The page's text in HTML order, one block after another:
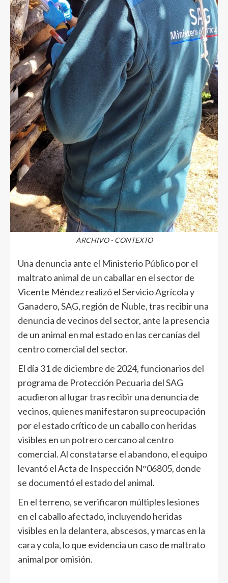
ARCHIVO - CONTEXTO
Una denuncia ante el Ministerio Público por el
maltrato animal de un caballar en el sector de
Vicente Méndez realizó el Servicio Agrícola y
Ganadero, SAG, región de Ñuble, tras recibir una
denuncia de vecinos del sector, ante la presencia
de un animal en mal estado en las cercanías del
centro comercial del sector.
El día 31 de diciembre de 2024, funcionarios del
programa de Protección Pecuaria del SAG
acudieron al lugar tras recibir una denuncia de
vecinos, quienes manifestaron su preocupación
por el estado crítico de un caballo con heridas
visibles en un potrero cercano al centro
comercial. Al constatarse el abandono, el equipo
levantó el Acta de Inspección N°06805, donde
se documentó el estado del animal.
En el terreno, se verificaron múltiples lesiones
en el caballo afectado, incluyendo heridas
visibles en la delantera, abscesos, y marcas en la
cara y cola, lo que evidencia un caso de maltrato
animal por omisión.